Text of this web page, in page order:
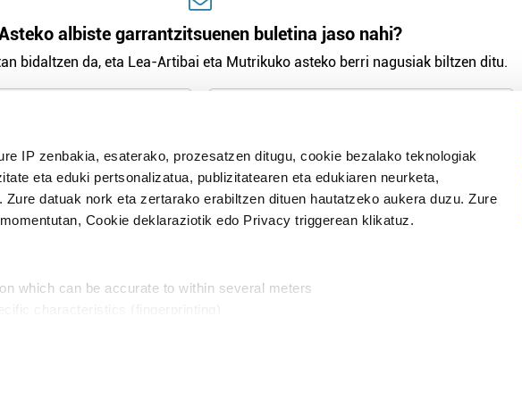
IP zenbakia, esaterako, prozesatzen ditugu, cookie bezalako teknologiak
eta eduki pertsonalizatua, publizitatearen eta edukiaren neurketa,
datuak nork eta zertarako erabiltzen dituen hautatzeko aukera duzu. Zure
Cookie deklaraziotik edo Privacy triggerean klikatuz.
which can be accurate to within several meters
albiste garrantzitsuenen buletina jaso nahi?
bidaltzen da, eta Lea-Artibai eta Mutrikuko asteko berri nagusiak biltzen ditu.
Harpidetu
modu librean kontatzea da gure eginkizuna. Horretarako zure ekarpena